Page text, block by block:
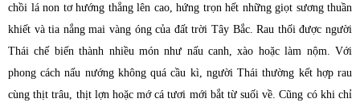
chồi lá non tơ hướng thẳng lên cao, hứng trọn hết những giọt sương thuần
khiết và tia nắng mai vàng óng của đất trời Tây Bắc. Rau thối được người
Thái chế biến thành nhiều món như nấu canh, xào hoặc làm nộm. Với
phong cách nấu nướng không quá cầu kì, người Thái thường kết hợp rau
cùng thịt trâu, thịt lợn hoặc mớ cá tươi mới bắt từ suối về. Cũng có khi chỉ